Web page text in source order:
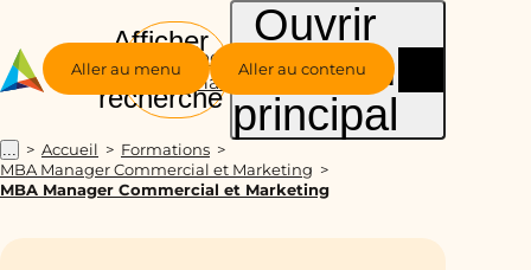
Aller au menu Aller au contenu
Groupe
Alternance
Afficher
la
recherche
Ouvrir
le menu
principal
... Accueil
Formations
MBA Manager Commercial et Marketing
MBA Manager Commercial et Marketing